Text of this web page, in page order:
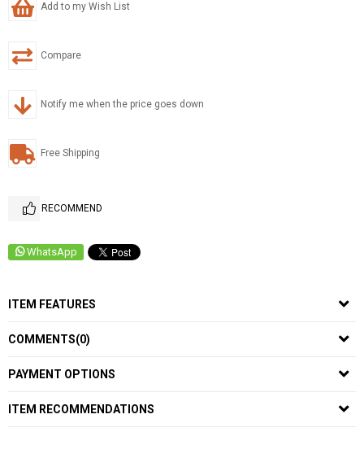
Add to my Wish List
Compare
Notify me when the price goes down
Free Shipping
RECOMMEND
WhatsApp
ITEM FEATURES
COMMENTS(0)
PAYMENT OPTIONS
ITEM RECOMMENDATIONS